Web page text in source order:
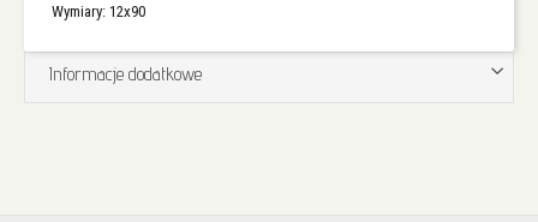
Wymiary: 12x90
Informacje dodatkowe